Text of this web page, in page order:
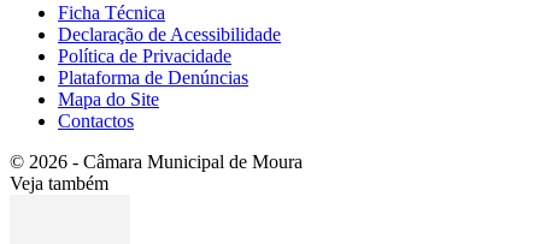
Ficha Técnica
Declaração de Acessibilidade
Política de Privacidade
Plataforma de Denúncias
Mapa do Site
Contactos
© 2026 - Câmara Municipal de Moura
Veja também